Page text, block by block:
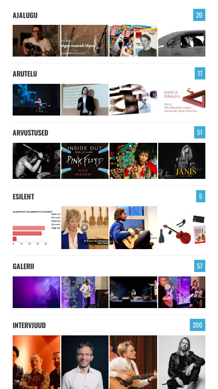
AJALUGU 20
ARUTELU 17
ARVUSTUSED 51
ESILEHT 5
GALERII 57
INTERVJUUD 200